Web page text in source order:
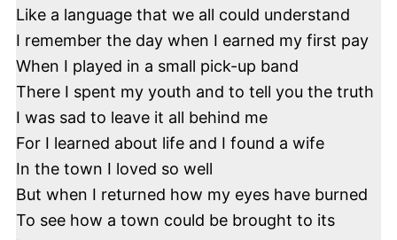
Like a language that we all could understand
I remember the day when I earned my first pay
When I played in a small pick-up band
There I spent my youth and to tell you the truth
I was sad to leave it all behind me
For I learned about life and I found a wife
In the town I loved so well
But when I returned how my eyes have burned
To see how a town could be brought to its
Offert ! Mon guide numérique 10
excursions en Irlande au départ de
Dublin.
Je souhaite le recevoir